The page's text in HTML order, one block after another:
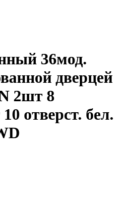
36мод.
дверцей
2шт 8
отверст. бел.